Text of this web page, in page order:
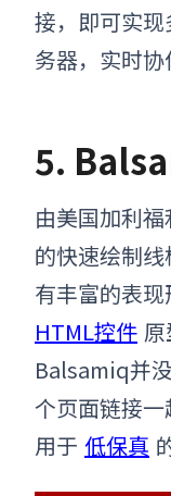
接，即可实
务器，实时协
5.
由美国加利
的快速绘制
有丰富的表
HTML控件
Balsamiq并
个页面链接
用于 低保真